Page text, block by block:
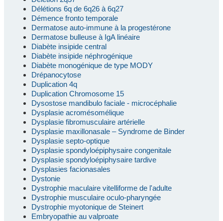
Délétions 6q de 6q26 à 6q27
Démence fronto temporale
Dermatose auto-immune à la progestérone
Dermatose bulleuse à IgA linéaire
Diabète insipide central
Diabète insipide néphrogénique
Diabète monogénique de type MODY
Drépanocytose
Duplication 4q
Duplication Chromosome 15
Dysostose mandibulo faciale - microcéphalie
Dysplasie acromésomélique
Dysplasie fibromusculaire artérielle
Dysplasie maxillonasale – Syndrome de Binder
Dysplasie septo-optique
Dysplasie spondyloépiphysaire congenitale
Dysplasie spondyloépiphysaire tardive
Dysplasies facionasales
Dystonie
Dystrophie maculaire vitelliforme de l'adulte
Dystrophie musculaire oculo-pharyngée
Dystrophie myotonique de Steinert
Embryopathie au valproate